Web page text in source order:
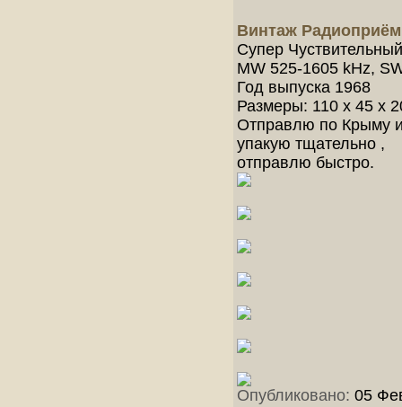
Винтаж
Cупер
MW 525-1605 kHz,
Год выпуска 1968
Размеры: 110 x 45 x
Отправлю по Крыму
упакую тщательно ,
отправлю быстро.
Опубликовано: 05